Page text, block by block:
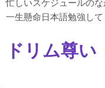
忙しいスケジュールのな
一生懸命日本語勉強して
ドリム尊い